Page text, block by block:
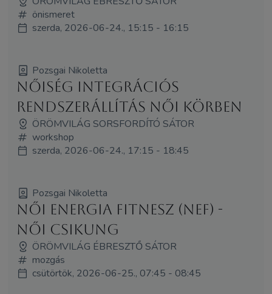
önismeret
szerda, 2026-06-24., 15:15 - 16:15
Pozsgai Nikoletta
Nőiség Integrációs
Rendszerállítás Női Körben
ÖRÖMVILÁG SORSFORDÍTÓ SÁTOR
workshop
szerda, 2026-06-24., 17:15 - 18:45
Pozsgai Nikoletta
Női Energia Fitnesz (NEF) -
Női Csikung
ÖRÖMVILÁG ÉBRESZTŐ SÁTOR
mozgás
csütörtök, 2026-06-25., 07:45 - 08:45